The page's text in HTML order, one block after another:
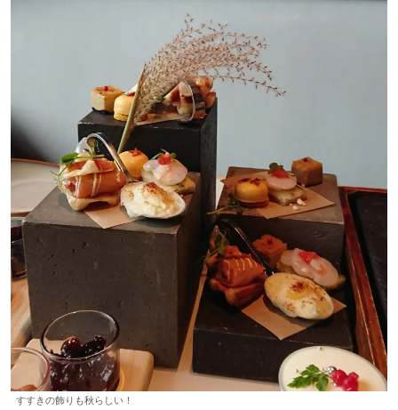
すすきの飾りも秋らしい！